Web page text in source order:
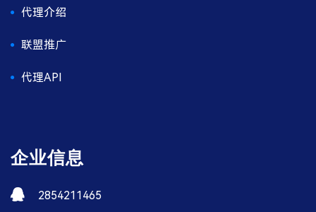
代理介绍
联盟推广
代理API
企业信息
2854211465